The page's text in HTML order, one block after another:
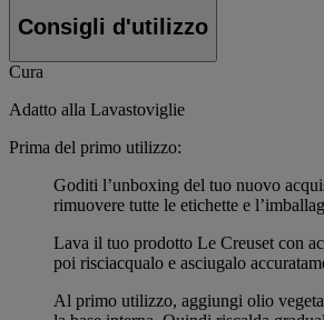
Consigli d'utilizzo
Cura
Adatto alla Lavastoviglie
Prima del primo utilizzo:
Goditi l’unboxing del tuo nuovo
rimuovere tutte le etichette e
Lava il tuo prodotto Le Creuset con
poi risciacqualo e asciugalo
Al primo utilizzo, aggiungi olio